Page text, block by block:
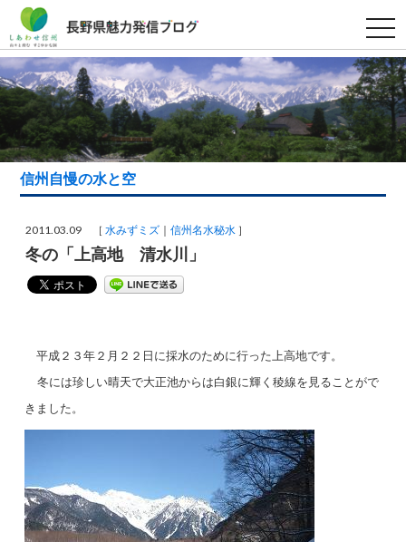
t
o
g
g
l
e
n
a
v
g
i
信州自慢の水と空
2011.03.09 ［水みずミズ 信州名水秘水 ］
冬の「上高地 清水川」
平成２３年２月２２日に採水のために行った上高地です。
冬には珍しい晴天で大正池からは白銀に輝く稜線を見ることがで
きました。